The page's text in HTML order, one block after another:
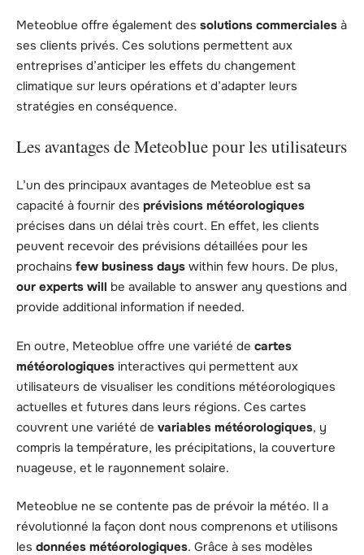
Meteoblue offre également des solutions commerciales à
ses clients privés. Ces solutions permettent aux
entreprises d’anticiper les effets du changement
climatique sur leurs opérations et d’adapter leurs
stratégies en conséquence.
Les avantages de Meteoblue pour les utilisateurs
L’un des principaux avantages de Meteoblue est sa
capacité à fournir des prévisions météorologiques
précises dans un délai très court. En effet, les clients
peuvent recevoir des prévisions détaillées pour les
prochains few business days within few hours. De plus,
our experts will be available to answer any questions and
provide additional information if needed.
En outre, Meteoblue offre une variété de cartes
météorologiques interactives qui permettent aux
utilisateurs de visualiser les conditions météorologiques
actuelles et futures dans leurs régions. Ces cartes
couvrent une variété de variables météorologiques, y
compris la température, les précipitations, la couverture
nuageuse, et le rayonnement solaire.
Meteoblue ne se contente pas de prévoir la météo. Il a
révolutionné la façon dont nous comprenons et utilisons
les données météorologiques. Grâce à ses modèles